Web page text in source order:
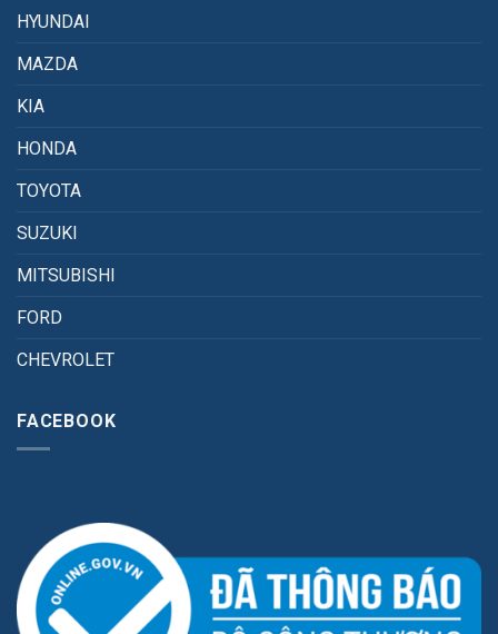
HYUNDAI
MAZDA
KIA
HONDA
TOYOTA
SUZUKI
MITSUBISHI
FORD
CHEVROLET
FACEBOOK